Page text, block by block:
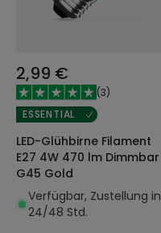
2,99 €
(3)
ESSENTIAL
LED-Glühbirne Filament
E27 4W 470 lm Dimmbar
G45 Gold
Verfügbar, Zustellung in
24/48 Std.